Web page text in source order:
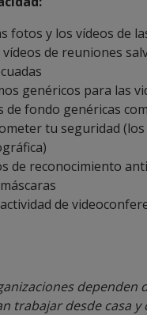
fotos y los vídeos de
de reuniones
genéricos para las
de fondo genéricas
tu seguridad
de reconocimiento
de
dependen
trabajar desde casa